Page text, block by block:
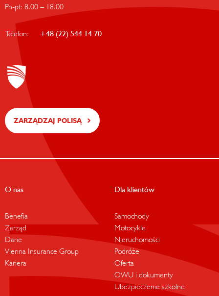
Pn-pt: 8.00 – 18.00
Telefon: +48 (22) 544 14 70
ZARZĄDZAJ POLISĄ
O nas
Benefia
Zarząd
Dane
Vienna Insurance Group
Kariera
Dla klientów
Samochody
Motocykle
Nieruchomości
Podróże
Oferta
OWU i dokumenty
Ubezpieczenie szkolne